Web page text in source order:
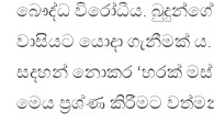
බෞද්ධ විරෝධීය.
වාසියට යොදා ගැනීමක්
සදහන් නොකර ‘හරක්
මෙය ප්‍රශ්ණ කිරීමට